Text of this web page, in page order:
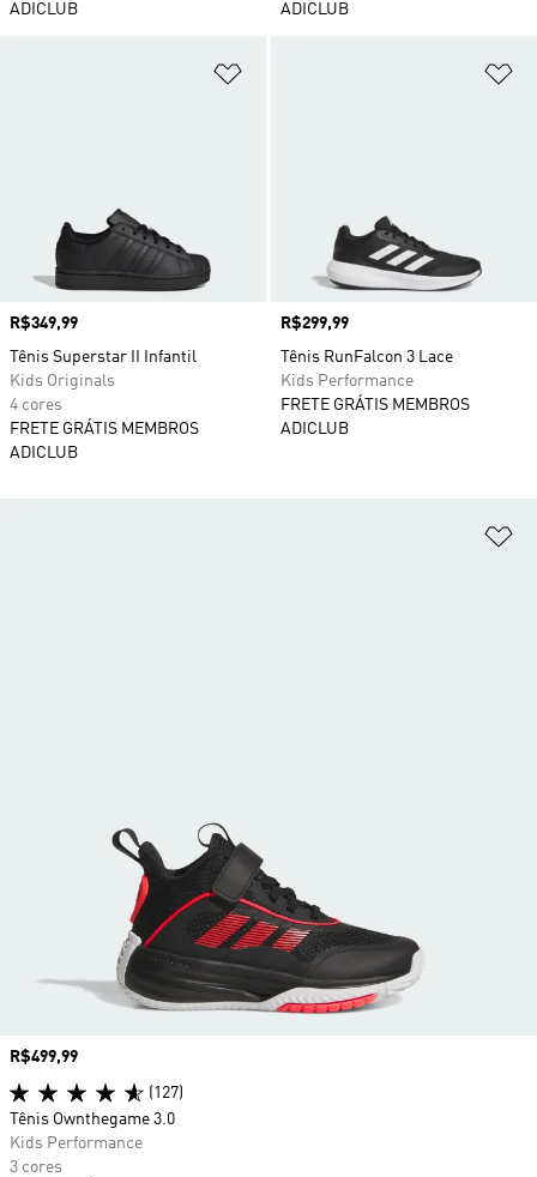
ADICLUB
ADICLUB
Preço
R$349,99
Tênis Superstar II Infantil
Kids Originals
4 cores
FRETE GRÁTIS MEMBROS
ADICLUB
Preço
R$299,99
Tênis RunFalcon 3 Lace
Kids Performance
FRETE GRÁTIS MEMBROS
ADICLUB
Preço
R$499,99
(127)
Tênis Ownthegame 3.0
Kids Performance
3 cores